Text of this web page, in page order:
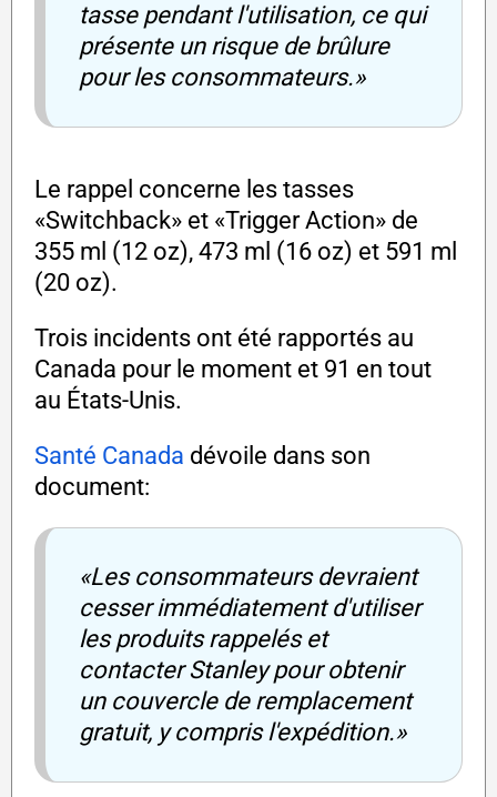
tasse pendant l'utilisation, ce qui
présente un risque de brûlure
pour les consommateurs.»
Le rappel concerne les tasses
«Switchback» et «Trigger Action» de
355 ml (12 oz), 473 ml (16 oz) et 591 ml
(20 oz).
Trois incidents ont été rapportés au
Canada pour le moment et 91 en tout
au États-Unis.
Santé Canada dévoile dans son
document:
«Les consommateurs devraient
cesser immédiatement d'utiliser
les produits rappelés et
contacter Stanley pour obtenir
un couvercle de remplacement
gratuit, y compris l'expédition.»